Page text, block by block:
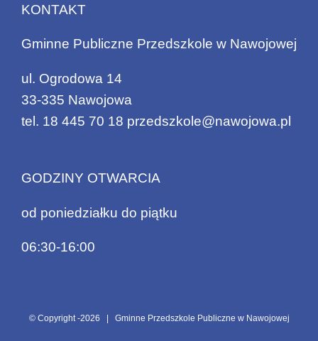
KONTAKT
Gminne Publiczne Przedszkole w Nawojowej
ul. Ogrodowa 14
33-335 Nawojowa
tel. 18 445 70 18 przedszkole@nawojowa.pl
GODZINY OTWARCIA
od poniedziałku do piątku
06:30-16:00
© Copyright -2026 | Gminne Przedszkole Publiczne w Nawojowej